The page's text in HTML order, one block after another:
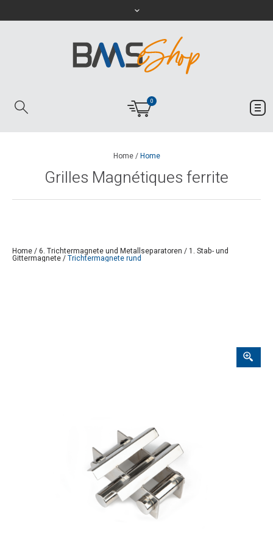
0
Home/Home
Grilles Magnétiques ferrite
Home/6. Trichtermagnete und Metallseparatoren /1. Stab- und
Gittermagnete/Trichtermagnete rund